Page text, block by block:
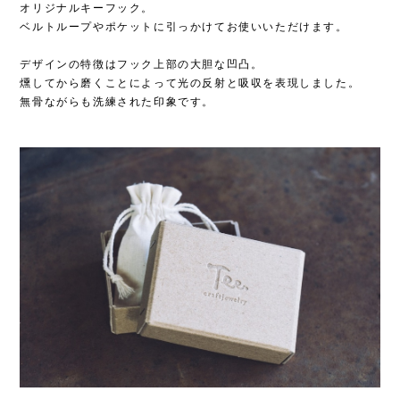
オリジナルキーフック。
ベルトループやポケットに引っかけてお使いいただけます。
デザインの特徴はフック上部の大胆な凹凸。
燻してから磨くことによって光の反射と吸収を表現しました。
無骨ながらも洗練された印象です。